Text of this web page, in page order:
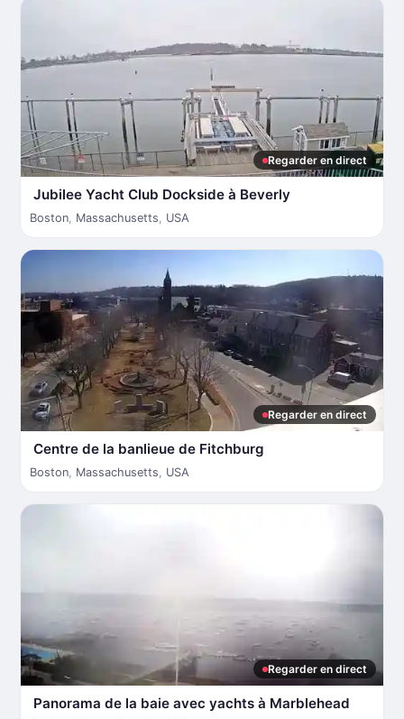
Regarder en direct
Jubilee Yacht Club Dockside à Beverly
Boston, Massachusetts, USA
Regarder en direct
Centre de la banlieue de Fitchburg
Boston, Massachusetts, USA
Regarder en direct
Panorama de la baie avec yachts à Marblehead